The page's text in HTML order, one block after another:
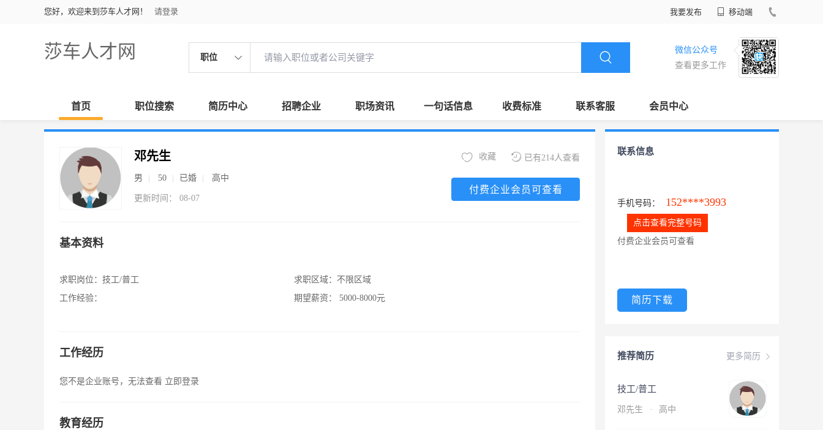
您好，欢迎来到莎车人才网！ 请登录 我要发布 移动端
莎车人才网 职位
微信公众号
查看更多工作
首页 职位搜索 简历中心 招聘企业 职场资讯 一句话信息 收费标准 联系客服 会员中心
邓先生
男 50 已婚 高中
更新时间： 08-07
已有214人查看
收藏
付费企业会员可查看
基本资料
求职岗位： 技工/普工
工作经验：
求职区域： 不限区域
期望薪资：
5000-8000元
工作经历
您不是企业账号，无法查看 立即登录
教育经历
联系信息
手机号码： 152****3993
点击查看完整号码
付费企业会员可查看
简历下载
更多简历
推荐简历
技工/普工
邓先生 · 高中